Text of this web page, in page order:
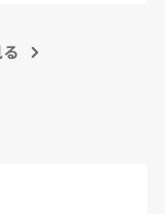
」と具体的に声
などルール化し
一人で抱え込ま